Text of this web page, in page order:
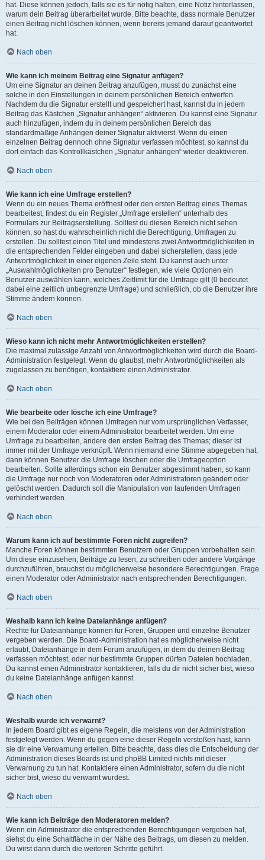
hat. Diese können jedoch, falls sie es für nötig halten, eine Notiz hinterlassen,
warum dein Beitrag überarbeitet wurde. Bitte beachte, dass normale Benutzer
einen Beitrag nicht löschen können, wenn bereits jemand darauf geantwortet
hat.
Nach oben
Wie kann ich meinem Beitrag eine Signatur anfügen?
Um eine Signatur an deinen Beitrag anzufügen, musst du zunächst eine
solche in den Einstellungen in deinem persönlichen Bereich entwerfen.
Nachdem du die Signatur erstellt und gespeichert hast, kannst du in jedem
Beitrag das Kästchen „Signatur anhängen“ aktivieren. Du kannst eine Signatur
auch hinzufügen, indem du in deinem persönlichen Bereich das
standardmäßige Anhängen deiner Signatur aktivierst. Wenn du einen
einzelnen Beitrag dennoch ohne Signatur verfassen möchtest, so kannst du
dort einfach das Kontrollkästchen „Signatur anhängen“ wieder deaktivieren.
Nach oben
Wie kann ich eine Umfrage erstellen?
Wenn du ein neues Thema eröffnest oder den ersten Beitrag eines Themas
bearbeitest, findest du ein Register „Umfrage erstellen“ unterhalb des
Formulars zur Beitragserstellung. Solltest du diesen Bereich nicht sehen
können, so hast du wahrscheinlich nicht die Berechtigung, Umfragen zu
erstellen. Du solltest einen Titel und mindestens zwei Antwortmöglichkeiten in
die entsprechenden Felder eingeben und dabei sicherstellen, dass jede
Antwortmöglichkeit in einer eigenen Zeile steht. Du kannst auch unter
„Auswahlmöglichkeiten pro Benutzer“ festlegen, wie viele Optionen ein
Benutzer auswählen kann, welches Zeitlimit für die Umfrage gilt (0 bedeutet
dabei eine zeitlich unbegrenzte Umfrage) und schließlich, ob die Benutzer ihre
Stimme ändern können.
Nach oben
Wieso kann ich nicht mehr Antwortmöglichkeiten erstellen?
Die maximal zulässige Anzahl von Antwortmöglichkeiten wird durch die Board-
Administration festgelegt. Wenn du glaubst, mehr Antwortmöglichkeiten als
zugelassen zu benötigen, kontaktiere einen Administrator.
Nach oben
Wie bearbeite oder lösche ich eine Umfrage?
Wie bei den Beiträgen können Umfragen nur vom ursprünglichen Verfasser,
einem Moderator oder einem Administrator bearbeitet werden. Um eine
Umfrage zu bearbeiten, ändere den ersten Beitrag des Themas; dieser ist
immer mit der Umfrage verknüpft. Wenn niemand eine Stimme abgegeben hat,
dann können Benutzer die Umfrage löschen oder die Umfrageoption
bearbeiten. Sollte allerdings schon ein Benutzer abgestimmt haben, so kann
die Umfrage nur noch von Moderatoren oder Administratoren geändert oder
gelöscht werden. Dadurch soll die Manipulation von laufenden Umfragen
verhindert werden.
Nach oben
Warum kann ich auf bestimmte Foren nicht zugreifen?
Manche Foren können bestimmten Benutzern oder Gruppen vorbehalten sein.
Um diese einzusehen, Beiträge zu lesen, zu schreiben oder andere Vorgänge
durchzuführen, brauchst du möglicherweise besondere Berechtigungen. Frage
einen Moderator oder Administrator nach entsprechenden Berechtigungen.
Nach oben
Weshalb kann ich keine Dateianhänge anfügen?
Rechte für Dateianhänge können für Foren, Gruppen und einzelne Benutzer
vergeben werden. Die Board-Administration hat es möglicherweise nicht
erlaubt, Dateianhänge in dem Forum anzufügen, in dem du deinen Beitrag
verfassen möchtest, oder nur bestimmte Gruppen dürfen Dateien hochladen.
Du kannst einen Administrator kontaktieren, falls du dir nicht sicher bist, wieso
du keine Dateianhänge anfügen kannst.
Nach oben
Weshalb wurde ich verwarnt?
In jedem Board gibt es eigene Regeln, die meistens von der Administration
festgelegt werden. Wenn du gegen eine dieser Regeln verstoßen hast, kann
sie dir eine Verwarnung erteilen. Bitte beachte, dass dies die Entscheidung der
Administration dieses Boards ist und phpBB Limited nichts mit dieser
Verwarnung zu tun hat. Kontaktiere einen Administrator, sofern du die nicht
sicher bist, wieso du verwarnt wurdest.
Nach oben
Wie kann ich Beiträge den Moderatoren melden?
Wenn ein Administrator die entsprechenden Berechtigungen vergeben hat,
siehst du eine Schaltfläche in der Nähe des Beitrags, um diesen zu melden.
Du wirst dann durch die weiteren Schritte geführt.